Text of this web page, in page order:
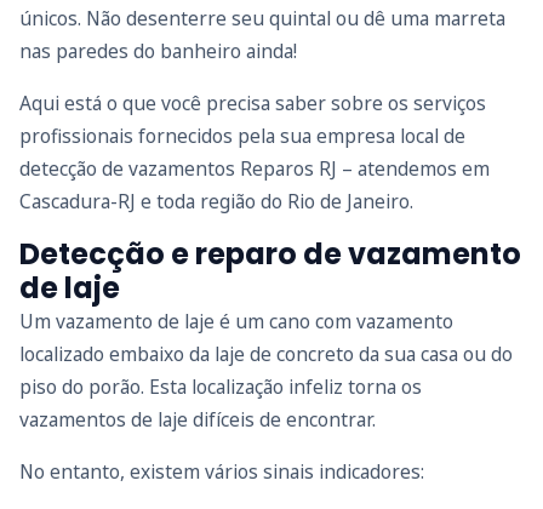
únicos. Não desenterre seu quintal ou dê uma marreta
nas paredes do banheiro ainda!
Aqui está o que você precisa saber sobre os serviços
profissionais fornecidos pela sua empresa local de
detecção de vazamentos Reparos RJ – atendemos em
Cascadura-RJ e toda região do Rio de Janeiro.
Detecção e reparo de vazamento
de laje
Um vazamento de laje é um cano com vazamento
localizado embaixo da laje de concreto da sua casa ou do
piso do porão. Esta localização infeliz torna os
vazamentos de laje difíceis de encontrar.
No entanto, existem vários sinais indicadores: